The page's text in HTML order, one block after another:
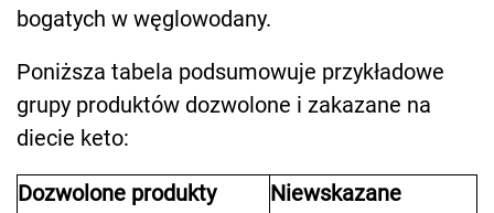
bogatych w węglowodany.
Poniższa tabela podsumowuje przykładowe
grupy produktów dozwolone i zakazane na
diecie keto:
Dozwolone produkty
Niewskazane